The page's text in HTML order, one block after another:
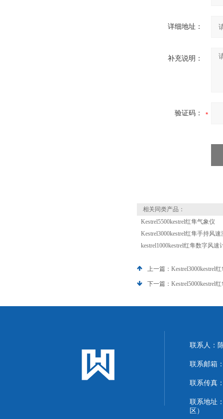
详细地址：
补充说明：
验证码：
相关同类产品：
Kestrel5500kestrel红隼气象仪
Kestrel3000kestrel红隼手持风
kestrel1000kestrel红隼数字风速
上一篇： Kestrel3000kestrel
下一篇： Kestrel5000kestrel
联系人：
联系邮箱
联系传真
联系地址
区）